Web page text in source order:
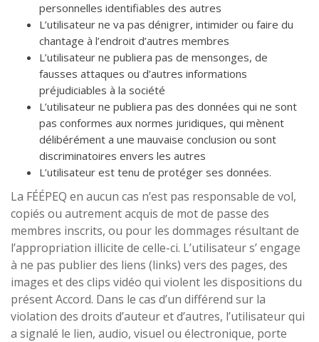
personnelles identifiables des autres
L’utilisateur ne va pas dénigrer, intimider ou faire du
chantage à l’endroit d’autres membres
L’utilisateur ne publiera pas de mensonges, de
fausses attaques ou d’autres informations
préjudiciables à la société
L’utilisateur ne publiera pas des données qui ne sont
pas conformes aux normes juridiques, qui mènent
délibérément a une mauvaise conclusion ou sont
discriminatoires envers les autres
L’utilisateur est tenu de protéger ses données.
La FÉÉPEQ en aucun cas n’est pas responsable de vol,
copiés ou autrement acquis de mot de passe des
membres inscrits, ou pour les dommages résultant de
l’appropriation illicite de celle-ci. L’utilisateur s’ engage
à ne pas publier des liens (links) vers des pages, des
images et des clips vidéo qui violent les dispositions du
présent Accord. Dans le cas d’un différend sur la
violation des droits d’auteur et d’autres, l’utilisateur qui
a signalé le lien, audio, visuel ou électronique, porte